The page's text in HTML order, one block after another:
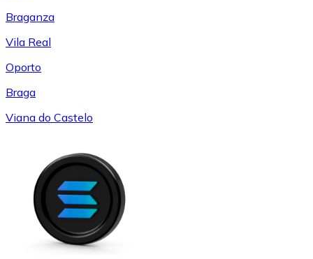
Braganza
Vila Real
Oporto
Braga
Viana do Castelo